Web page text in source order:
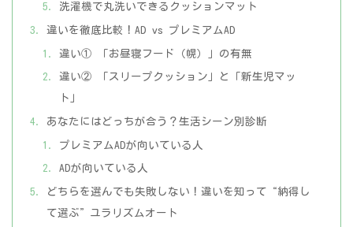
洗濯機で丸洗いできるクッションマット
違いを徹底比較！AD vs プレミアムAD
違い① 「お昼寝フード（幌）」の有無
違い② 「スリープクッション」と「新生児マッ
ト」
あなたにはどっちが合う？生活シーン別診断
プレミアムADが向いている人
ADが向いている人
どちらを選んでも失敗しない！違いを知って“納得し
て選ぶ”ユラリズムオート